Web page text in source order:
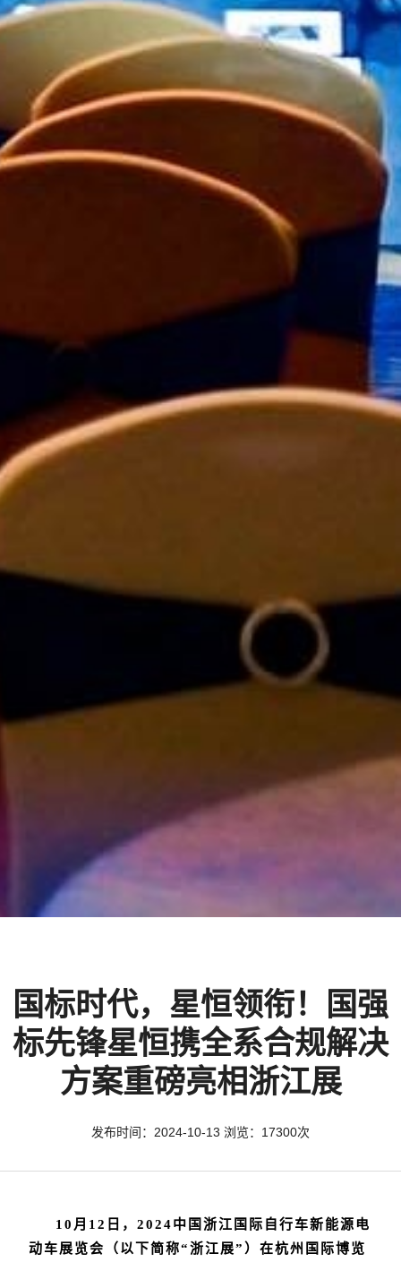
国标时代，星恒领衔！国强
标先锋星恒携全系合规解决
方案重磅亮相浙江展
发布时间：2024-10-13 浏览：17300次
10月12日，2024中国浙江国际自行车新能源电
动车展览会（以下简称“浙江展”）在杭州国际博览